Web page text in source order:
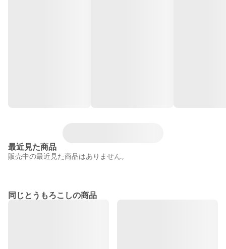
最近見た商品
販売中の最近見た商品はありません。
同じとうもろこしの商品